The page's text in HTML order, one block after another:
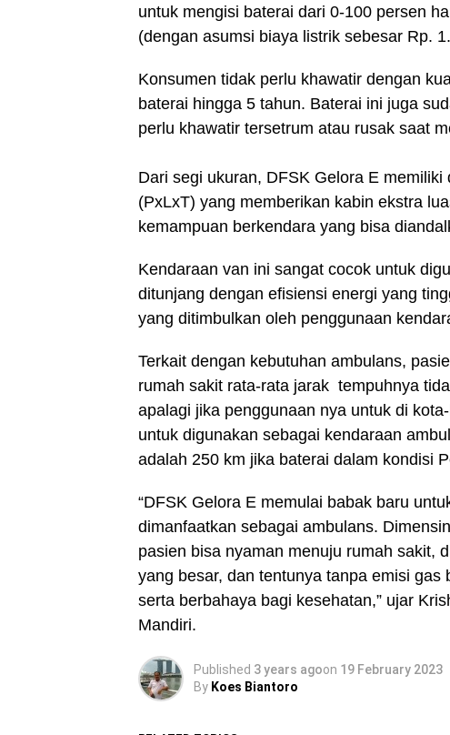
untuk mengisi baterai dari 0-100 persen
(dengan asumsi biaya listrik sebesar Rp.
Konsumen tidak perlu khawatir dengan
baterai hingga 5 tahun. Baterai ini juga
perlu khawatir tersetrum atau rusak saat
Dari segi ukuran, DFSK Gelora E
(PxLxT) yang memberikan kabin ekstra
kemampuan berkendara yang bisa
Kendaraan van ini sangat cocok untuk
ditunjang dengan efisiensi energi yang
yang ditimbulkan oleh penggunaan
Terkait dengan kebutuhan ambulans,
rumah sakit rata-rata jarak tempuhnya
apalagi jika penggunaan nya untuk di
untuk digunakan sebagai kendaraan
adalah 250 km jika baterai dalam kondisi
“DFSK Gelora E memulai babak baru
dimanfaatkan sebagai ambulans.
pasien bisa nyaman menuju rumah sakit,
yang besar, dan tentunya tanpa emisi
serta berbahaya bagi kesehatan,” ujar
Mandiri.
Published 3 years agoon 19 February 2023
By Koes Biantoro